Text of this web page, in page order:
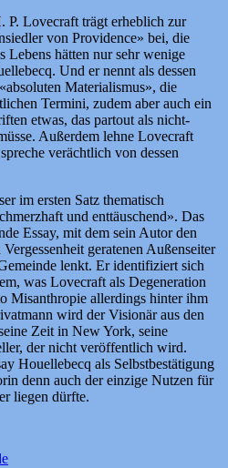
P. Lovecraft trägt erheblich zur
von Providence» bei, die
Lebens hätten nur sehr wenige
Und er nennt als dessen
Materialismus», die
Termini, zudem aber auch ein
etwas, das partout als nicht-
Außerdem lehne Lovecraft
verächtlich von dessen
im ersten Satz thematisch
und enttäuschend». Das
Essay, mit dem sein Autor den
geratenen Außenseiter
lenkt. Er identifiziert sich
was Lovecraft als Degeneration
Misanthropie allerdings hinter ihm
wird der Visionär aus den
Zeit in New York, seine
der nicht veröffentlich wird.
Houellebecq als Selbstbestätigung
denn auch der einzige Nutzen für
liegen dürfte.